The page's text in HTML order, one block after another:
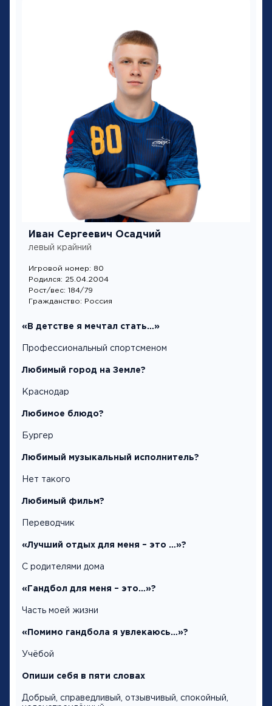
Иван Сергеевич Осадчий
левый крайний
Игровой номер: 80
Родился: 25.04.2004
Рост/вес: 184/79
Гражданство: Россия
«В детстве я мечтал стать…»
Профессиональный спортсменом
Любимый город на Земле?
Краснодар
Любимое блюдо?
Бургер
Любимый музыкальный исполнитель?
Нет такого
Любимый фильм?
Переводчик
«Лучший отдых для меня – это …»?
С родителями дома
«Гандбол для меня – это…»?
Часть моей жизни
«Помимо гандбола я увлекаюсь…»?
Учёбой
Опиши себя в пяти словах
Добрый, справедливый, отзывчивый, спокойный,